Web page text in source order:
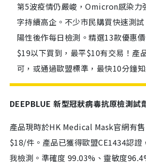
第5波疫情仍嚴峻，Omicron感染力
字持續高企。不少市民購買快速測
陽性後作每日檢測。精選13款優惠
$19以下買到，最平$10有交易！產
可，或通過歐盟標準，最快10分鐘知
DEEPBLUE 新型冠狀病毒抗原檢測試
產品現時於HK Medical Mask官網有
$18/件。產品已獲得歐盟CE1434認證
我檢測。準確度 99.03%、靈敏度